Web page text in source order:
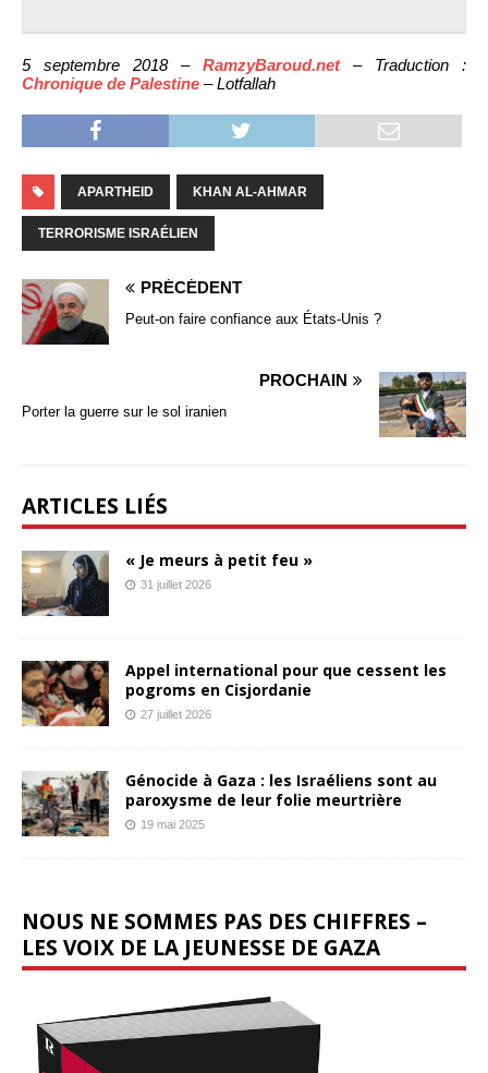
5 septembre 2018 – RamzyBaroud.net– Traduction :
Chronique de Palestine – Lotfallah
APARTHEID KHAN AL-AHMAR
TERRORISME ISRAÉLIEN
PRÉCÉDENT
Peut-on faire confiance aux États-Unis ?
PROCHAIN
Porter la guerre sur le sol iranien
ARTICLES LIÉS
« Je meurs à petit feu »
31 juillet 2026
Appel international pour que cessent les
pogroms en Cisjordanie
27 juillet 2026
Génocide à Gaza : les Israéliens sont au
paroxysme de leur folie meurtrière
19 mai 2025
NOUS NE SOMMES PAS DES CHIFFRES –
LES VOIX DE LA JEUNESSE DE GAZA